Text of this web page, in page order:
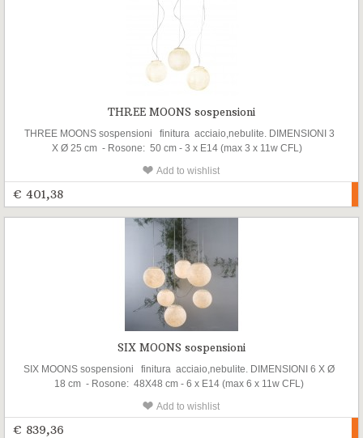
THREE MOONS sospensioni
THREE MOONS sospensioni finitura acciaio,nebulite. DIMENSIONI 3
X Ø 25 cm - Rosone: 50 cm - 3 x E14 (max 3 x 11w CFL)
Add to wishlist
€ 401,38
SIX MOONS sospensioni
SIX MOONS sospensioni finitura acciaio,nebulite. DIMENSIONI 6 X Ø
18 cm - Rosone: 48X48 cm - 6 x E14 (max 6 x 11w CFL)
Add to wishlist
€ 839,36